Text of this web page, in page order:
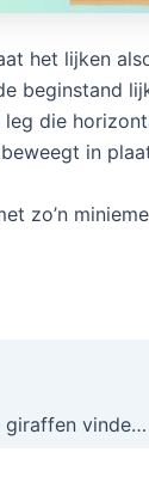
het lijken
beginstand
die
in
zo’n
Kun jij de slang tussen de giraffen vinden – slechts 1 op de 10 ziet hem binnen 10 seconden